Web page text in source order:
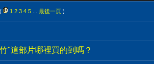
( 1 2 3 4 5 最後一頁 )
"這部片哪裡買的到嗎？